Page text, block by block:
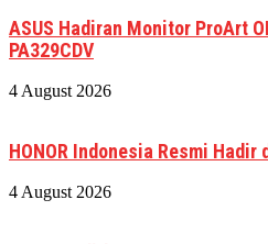
ASUS Hadiran Monitor ProArt
PA329CDV
4 August 2026
HONOR Indonesia Resmi Hadir
4 August 2026